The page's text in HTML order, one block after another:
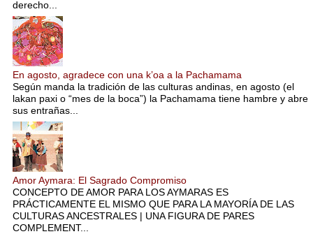
derecho...
En agosto, agradece con una k’oa a la Pachamama
Según manda la tradición de las culturas andinas, en agosto (el
lakan paxi o “mes de la boca”) la Pachamama tiene hambre y abre
sus entrañas...
Amor Aymara: El Sagrado Compromiso
CONCEPTO DE AMOR PARA LOS AYMARAS ES
PRÁCTICAMENTE EL MISMO QUE PARA LA MAYORÍA DE LAS
CULTURAS ANCESTRALES | UNA FIGURA DE PARES
COMPLEMENT...